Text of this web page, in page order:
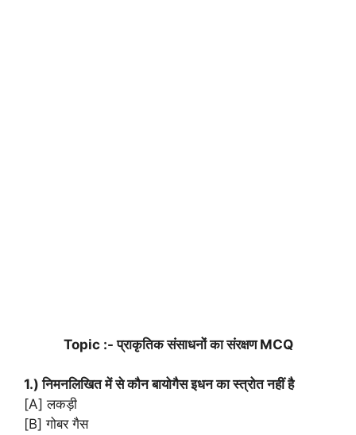
Topic :- प्राकृतिक संसाधनों का संरक्षण MCQ
1.) निमनलिखित में से कौन बायोगैस इधन का स्त्रोत नहीं है
[A] लकड़ी
[B] गोबर गैस